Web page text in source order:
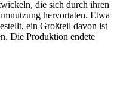
die sich durch ihren
hervortaten. Etwa
ein Großteil davon ist
Die Produktion endete